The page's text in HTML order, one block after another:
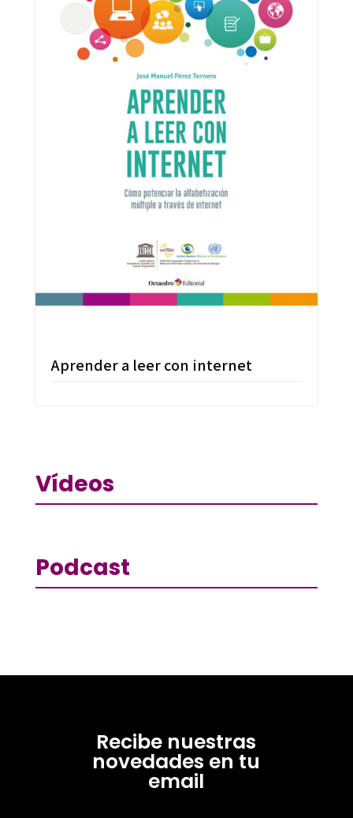
Aprender a leer con internet
Vídeos
Podcast
Recibe nuestras
novedades en tu
email